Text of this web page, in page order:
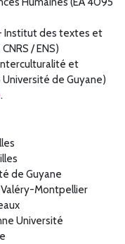
Institut des textes et
/ ENS)
et
Université de Guyane)
.
de Guyane
Montpellier
Université